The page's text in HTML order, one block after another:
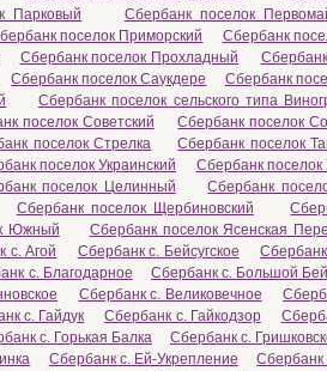
Парковый
Сбербанк поселок
поселок Приморский
Сбербанк
Сбербанк поселок Прохладный
Сбербанк поселок Саукдере
Сбербанк
Сбербанк поселок сельского типа
поселок Советский
Сбербанк поселок
поселок Стрелка
Сбербанк поселок
поселок Украинский
Сбербанк поселок
поселок Целинный
Сбербанк
Сбербанк поселок Щербиновский
Южный
Сбербанк поселок Ясенская
с. Агой Сбербанк с. Бейсугское
с. Благодарное
Сбербанк с. Большой
Сбербанк с. Великовечное
с. Гайдук Сбербанк с. Гайкодзор
с. Горькая Балка
Сбербанк с.
Сбербанк с. Ей-Укрепление
Сбербанк